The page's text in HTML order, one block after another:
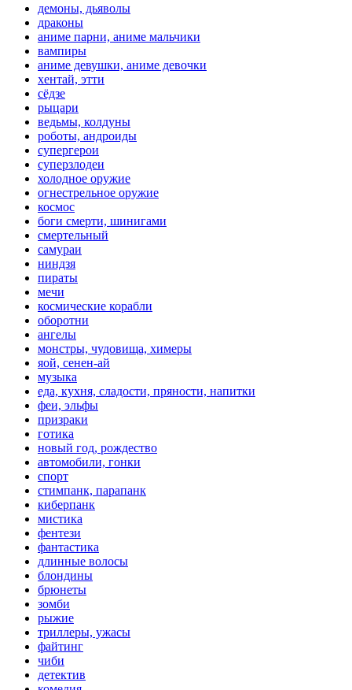
демоны, дьяволы
драконы
аниме парни, аниме мальчики
вампиры
аниме девушки, аниме девочки
хентай, этти
сёдзе
рыцари
ведьмы, колдуны
роботы, андроиды
супергерои
суперзлодеи
холодное оружие
огнестрельное оружие
космос
боги смерти, шинигами
смертельный
самураи
ниндзя
пираты
мечи
космические корабли
оборотни
ангелы
монстры, чудовища, химеры
яой, сенен-ай
музыка
еда, кухня, сладости, пряности, напитки
феи, эльфы
призраки
готика
новый год, рождество
автомобили, гонки
спорт
стимпанк, парапанк
киберпанк
мистика
фентези
фантастика
длинные волосы
блондины
брюнеты
зомби
рыжие
триллеры, ужасы
файтинг
чиби
детектив